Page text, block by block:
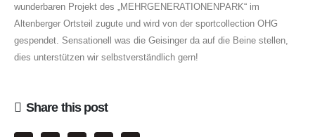
wunderbaren Projekt des „MEHRGENERATIONENPARK“ im
Altenberger Ortsteil zugute und wird von der sportcollection OHG
gespendet. Sensationell was die Geisinger da auf die Beine stellen,
dies unterstützen wir selbstverständlich gern!
Share this post